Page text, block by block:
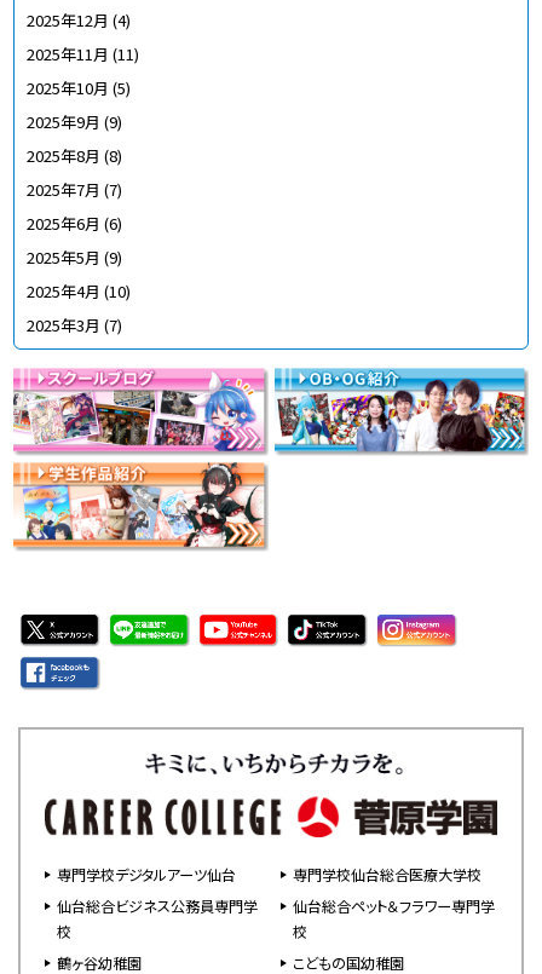
2025年12月 (4)
2025年11月 (11)
2025年10月 (5)
2025年9月 (9)
2025年8月 (8)
2025年7月 (7)
2025年6月 (6)
2025年5月 (9)
2025年4月 (10)
2025年3月 (7)
専門学校デジタルアーツ仙台
専門学校仙台総合医療大学校
仙台総合ビジネス公務員専門学
校
仙台総合ペット＆フラワー専門学
校
鶴ヶ谷幼稚園
こどもの国幼稚園